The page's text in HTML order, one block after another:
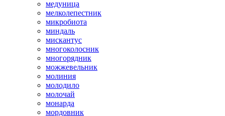
медуница
мелколепестник
микробиота
миндаль
мискантус
многоколосник
многорядник
можжевельник
молиния
молодило
молочай
монарда
мордовник